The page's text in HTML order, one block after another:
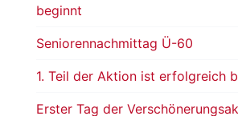
beginnt
Seniorennachmittag Ü-60
1. Teil der Aktion ist erfolgreich
Erster Tag der